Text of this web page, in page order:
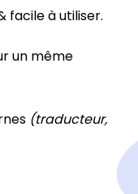
facile à utiliser.
un même
(traducteur,